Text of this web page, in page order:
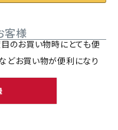
客様
のお買い物時にとても便
どお買い物が便利になり